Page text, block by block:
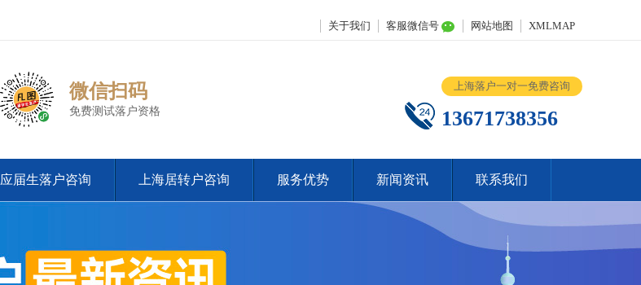
关于我们 客服微信号 网站地图 XMLMAP
微信扫码
免费测试落户资格
上海落户一对一免费咨询
13671738356
应届生落户咨询 上海居转户咨询 服务优势 新闻资讯 联系我们